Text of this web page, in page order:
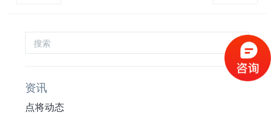
资讯
点将动态